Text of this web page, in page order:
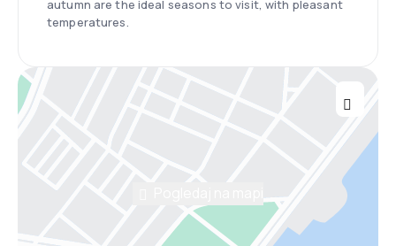
autumn are the ideal seasons to visit, with pleasant
temperatures.